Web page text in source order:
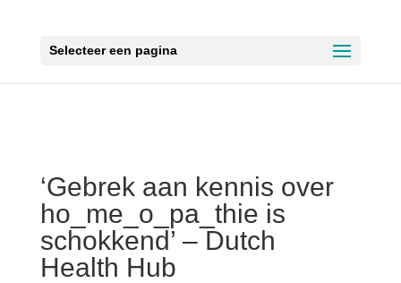
Selecteer een pagina
‘Gebrek aan kennis over
ho_me_o_pa_thie is
schokkend’ – Dutch
Health Hub